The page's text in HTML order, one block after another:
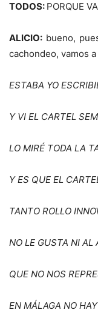
TODOS: PORQUE
ALICIO: bueno,
cachondeo, vamos
ESTABA YO
Y VI EL CARTEL
LO MIRÉ TODA LA
Y ES QUE EL
TANTO ROLLO
NO LE GUSTA NI AL
QUE NO NOS
EN MÁLAGA NO